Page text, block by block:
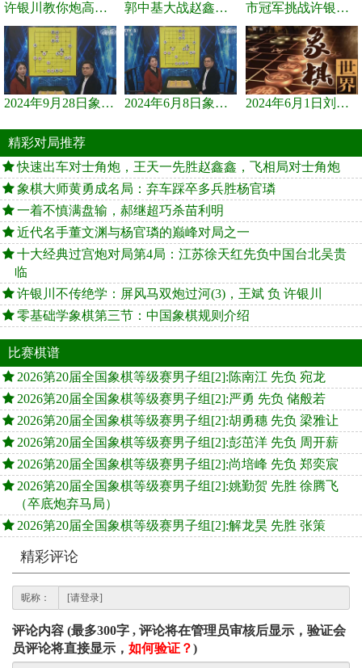
许银川教你炮高兵士象全如何赢士象全，简单四步即可 郭中基大战赵鑫鑫，许银川激情讲解 市冠军挑战许银川，急进中兵变化真激烈！
2024年9月28日象棋世界栏目，刘君、蒋川讲解了第九届杨官璘杯象棋... 2024年6月8日象棋世界，刘君、蒋川讲解了第九届杨官璘杯全国象棋... 2024年6月1日刘君、蒋川讲解第三届上海杯象棋大师赛谢靖与李少庚...
精彩对局推荐
快速出车对士角炮，王天一先胜赵鑫鑫，飞相局对士角炮
象棋大师黄勇成名局：弃车踩卒多兵胜杨官璘
一着不慎满盘输，郝继超巧杀苗利明
近代名手董文渊与杨官璘的巅峰对局之一
十大经典过宫炮对局第4局：江苏徐天红先负中国台北吴贵
临
许银川不传绝学：屏风马双炮过河(3)，王斌 负 许银川
零基础学象棋第三节：中国象棋规则介绍
比赛棋谱
2026第20届全国象棋等级赛男子组[2]:陈南江 先负 宛龙
2026第20届全国象棋等级赛男子组[2]:严勇 先负 储般若
2026第20届全国象棋等级赛男子组[2]:胡勇穗 先负 梁雅让
2026第20届全国象棋等级赛男子组[2]:彭茁洋 先负 周开薪
2026第20届全国象棋等级赛男子组[2]:尚培峰 先负 郑奕宸
2026第20届全国象棋等级赛男子组[2]:姚勤贺 先胜 徐腾飞
（卒底炮弃马局）
2026第20届全国象棋等级赛男子组[2]:解龙昊 先胜 张策
精彩评论
昵称：
评论内容 (最多300字 , 评论将在管理员审核后显示，验证会
员评论将直接显示， 如何验证？)